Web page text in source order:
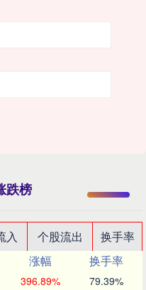
跌榜
入 个股流出
换手率
涨幅
换手率
396.89% 79.39%